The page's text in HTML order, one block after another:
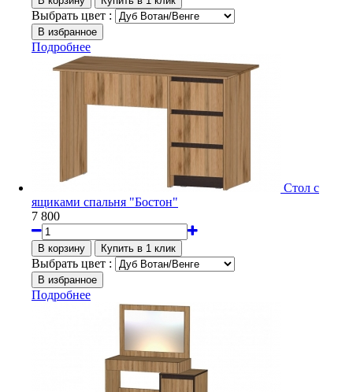
Выбрать цвет :
Подробнее
Стол с
ящиками спальня "Бостон"
7 800
Выбрать цвет :
Подробнее